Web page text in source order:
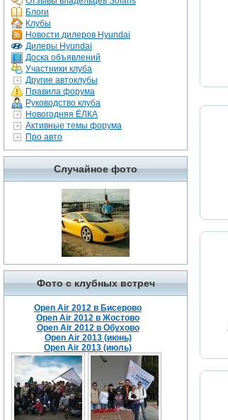
Блоги
Клубы
Новости дилеров Hyundai
Дилеры Hyundai
Доска объявлений
Участники клуба
Другие автоклубы
Правила форума
Руководство клуба
Новогодняя ЁЛКА
Активные темы форума
Про авто
Случайное фото
Фото с клубных встреч
Open Air 2012 в Бисерово
Open Air 2012 в Жостово
Open Air 2012 в Обухово
Open Air 2013 (июнь)
Open Air 2013 (июль)